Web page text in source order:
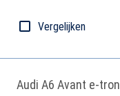
Vergelijken
Audi A6 Avant e-tron